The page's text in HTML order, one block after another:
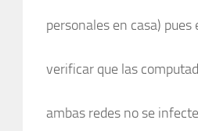
personales en casa)
verificar que las
ambas redes no se